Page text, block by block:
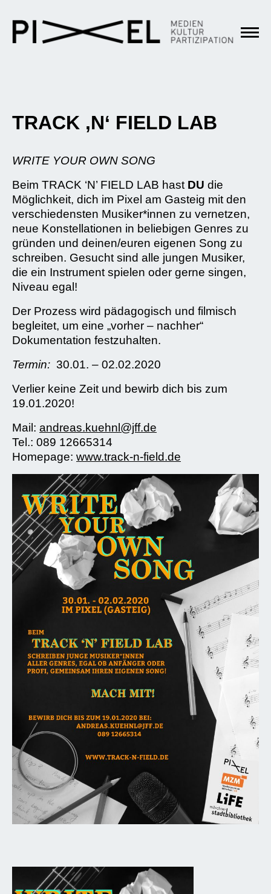
TRACK ‚N‘ FIELD LAB
WRITE YOUR OWN SONG
Beim TRACK ‘N’ FIELD LAB hast DU die
Möglichkeit, dich im Pixel am Gasteig mit den
verschiedensten Musiker*innen zu vernetzen,
neue Konstellationen in beliebigen Genres zu
gründen und deinen/euren eigenen Song zu
schreiben. Gesucht sind alle jungen Musiker,
die ein Instrument spielen oder gerne singen,
Niveau egal!
Der Prozess wird pädagogisch und filmisch
begleitet, um eine „vorher – nachher“
Dokumentation festzuhalten.
Termin: 30.01. – 02.02.2020
Verlier keine Zeit und bewirb dich bis zum
19.01.2020!
Mail: andreas.kuehnl@jff.de
Tel.: 089 12665314
Homepage: www.track-n-field.de